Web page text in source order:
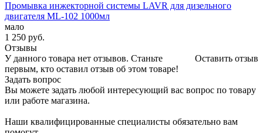
Промывка инжекторной системы LAVR для дизельного
двигателя ML-102 1000мл
мало
1 250 руб.
Отзывы
Оставить отзыв
У данного товара нет отзывов. Станьте
первым, кто оставил отзыв об этом товаре!
Задать вопрос
Вы можете задать любой интересующий вас вопрос по товару
или работе магазина.
Наши квалифицированные специалисты обязательно вам